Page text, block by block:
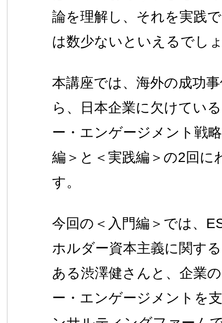
論を理解し、それを実践
は数少ないといえるでし
本講座では、海外の成功
ら、日本企業に欠けてい
ー・エンゲージメント戦
編＞と＜実践編＞の2回に
す。
今回の＜入門編＞では、
ホルダー資本主義に関す
ある渋澤健さんと、企業
ー・エンゲージメントを